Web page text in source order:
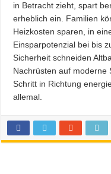
in Betracht zieht, spart
erheblich ein. Familien
Heizkosten sparen, in
Einsparpotenzial bei bis
Sicherheit schneiden
Nachrüsten auf moderne
Schritt in Richtung
allemal.